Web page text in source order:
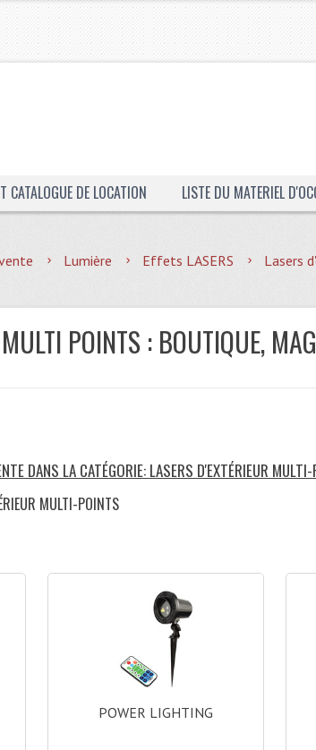
CATALOGUE DE LOCATION LISTE DU MATERIEL
Lumière Effets LASERS Lasers
POINTS : BOUTIQUE,
DANS LA CATÉGORIE: LASERS D'EXTÉRIEUR
MULTI-POINTS
POWER LIGHTING